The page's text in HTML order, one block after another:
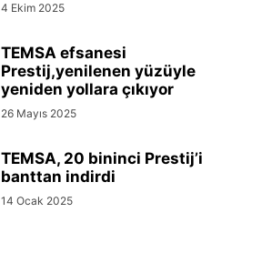
4 Ekim 2025
TEMSA efsanesi
Prestij,yenilenen yüzüyle
yeniden yollara çıkıyor
26 Mayıs 2025
TEMSA, 20 bininci Prestij’i
banttan indirdi
14 Ocak 2025